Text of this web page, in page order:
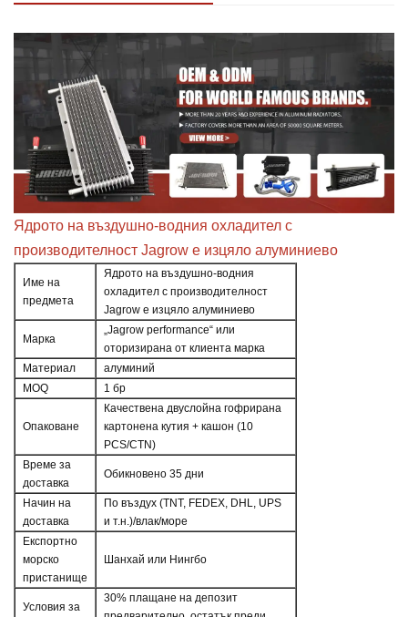
Ядрото на въздушно-водния охладител с
производителност Jagrow е изцяло алуминиево
Име на
предмета
Ядрото на въздушно-водния
охладител с производителност
Jagrow е изцяло алуминиево
Марка
„Jagrow performance“ или
оторизирана от клиента марка
Материал
алуминий
MOQ
1 бр
Опаковане
Качествена двуслойна гофрирана
картонена кутия + кашон (10
PCS/CTN)
Време за
доставка
Обикновено 35 дни
Начин на
доставка
По въздух (TNT, FEDEX, DHL, UPS
и т.н.)/влак/море
Експортно
морско
пристанище
Шанхай или Нингбо
Условия за
30% плащане на депозит